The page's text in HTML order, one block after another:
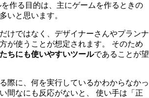
作る目的は、主にゲームを作るときの
いと思います。
けではなく、デザイナーさんやプランナ
が使うことが想定されます。 そのため
ちにも使いやすいツールであることが望
際に、何を実行しているかわからなかっ
間なにも反応がないと、 使い手は「正